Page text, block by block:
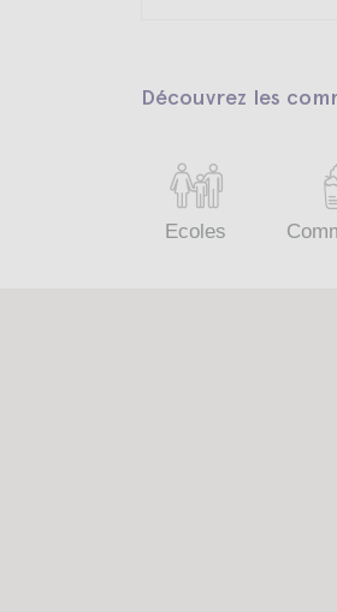
Découvrez les
Ecoles